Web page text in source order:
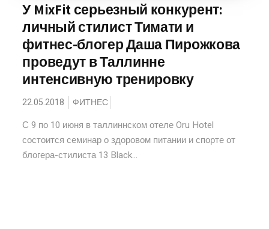
У MixFit серьезный конкурент:
личный стилист Тимати и
фитнес-блогер Даша Пирожкова
проведут в Таллинне
интенсивную тренировку
22.05.2018 ФИТНЕС
С 9 по 10 июня в таллиннском отеле Oru Hotel
состоится семинар о здоровом питании и спорте от
блогера-стилиста 13 Black...